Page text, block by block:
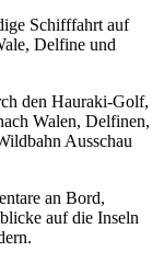
Schifffahrt auf
Delfine und
den Hauraki-Golf,
Walen, Delfinen,
Ausschau
an Bord,
auf die Inseln